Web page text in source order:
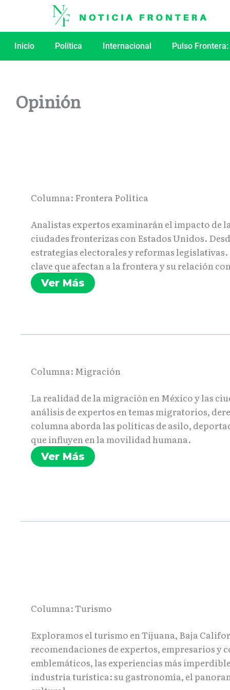
contenido
Inicio Política Internacional Pulso
Opinión
Columna: Frontera Política
Analistas expertos examinarán el impacto de
ciudades fronterizas con Estados Unidos.
estrategias electorales y reformas
clave que afectan a la frontera y su relación
Ver Más
Columna: Migración
La realidad de la migración en México y las
análisis de expertos en temas migratorios,
columna aborda las políticas de asilo,
que influyen en la movilidad humana.
Ver Más
Columna: Turismo
Exploramos el turismo en Tijuana, Baja
recomendaciones de expertos, empresarios y
emblemáticos, las experiencias más
industria turística: su gastronomía, el